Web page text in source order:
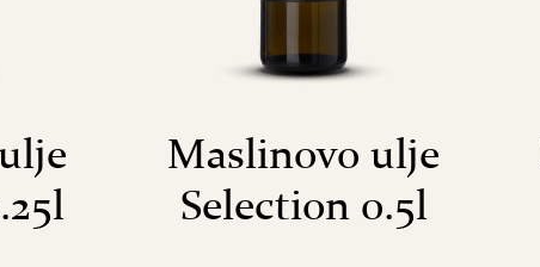
Maslinovo ulje
Selection 0.5l